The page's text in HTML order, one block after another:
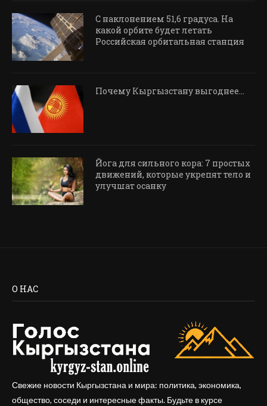
С наклонением 51,6 градуса. На
какой орбите будет летать
Российская орбитальная станция
Почему Кыргызстану выгоднее…
Йога для сильного кора: 7 простых
движений, которые укрепят тело и
улучшат осанку
О НАС
Свежие новости Кыргызстана и мира: политика, экономика,
общество, соседи и интересные факты. Будьте в курсе